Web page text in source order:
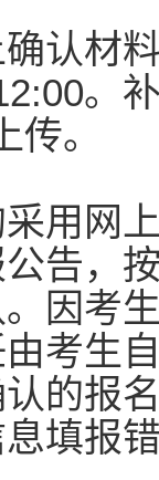
认材
。
。
用网
告，
因考
考生
的报
填报